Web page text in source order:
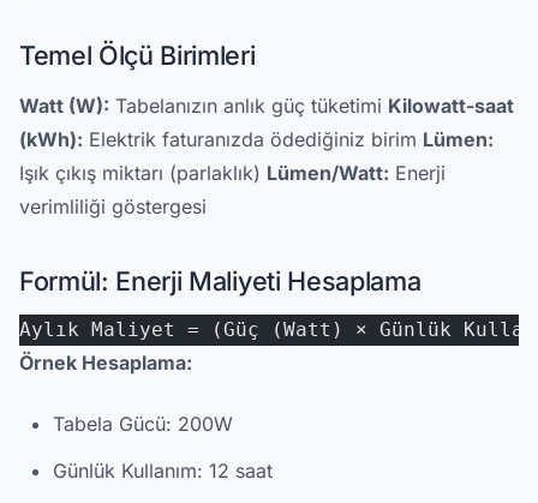
Temel Ölçü Birimleri
Watt (W): Tabelanızın anlık güç tüketimi Kilowatt-saat
(kWh): Elektrik faturanızda ödediğiniz birim Lümen:
Işık çıkış miktarı (parlaklık) Lümen/Watt: Enerji
verimliliği göstergesi
Formül: Enerji Maliyeti Hesaplama
Aylık Maliyet = (Güç (Watt) × Günlük
Örnek Hesaplama:
Tabela Gücü: 200W
Günlük Kullanım: 12 saat